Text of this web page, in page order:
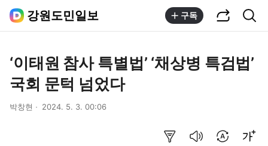
강원도민일보 구독
‘이태원 참사 특별법’ ‘채상병 특검법’
국회 문턱 넘었다
박창현 2024. 5. 3. 00:06